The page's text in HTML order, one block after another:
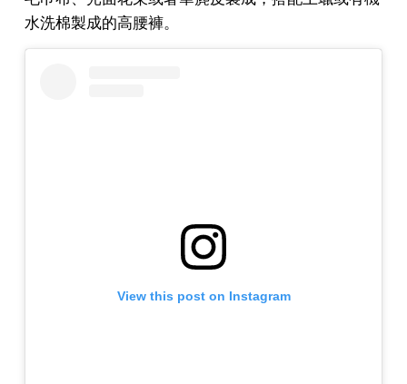
水洗棉製成的高腰褲。
View this post on Instagram